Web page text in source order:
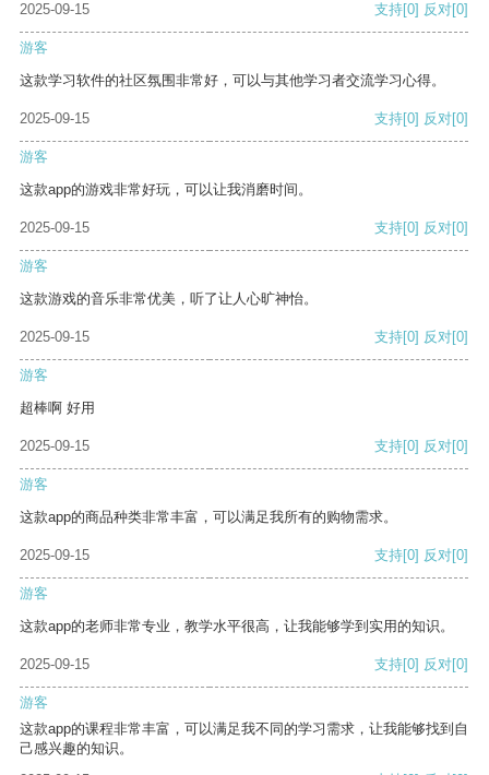
2025-09-15 支持[0] 反对[0]
游客
这款学习软件的社区氛围非常好，可以与其他学习者交流学习心得。
2025-09-15 支持[0] 反对[0]
游客
这款app的游戏非常好玩，可以让我消磨时间。
2025-09-15 支持[0] 反对[0]
游客
这款游戏的音乐非常优美，听了让人心旷神怡。
2025-09-15 支持[0] 反对[0]
游客
超棒啊 好用
2025-09-15 支持[0] 反对[0]
游客
这款app的商品种类非常丰富，可以满足我所有的购物需求。
2025-09-15 支持[0] 反对[0]
游客
这款app的老师非常专业，教学水平很高，让我能够学到实用的知识。
2025-09-15 支持[0] 反对[0]
游客
这款app的课程非常丰富，可以满足我不同的学习需求，让我能够找到自
己感兴趣的知识。